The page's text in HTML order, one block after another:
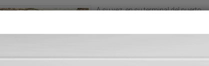
A su vez, en su terminal del puerto